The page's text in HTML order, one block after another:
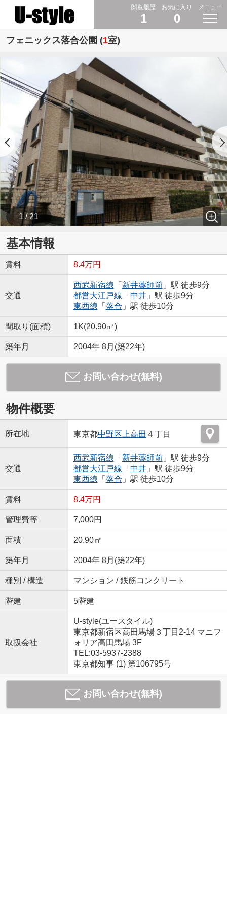
閲覧履歴
1
お気に入り
0
メニュー
フェニックス落合公園 (1室)
1 / 21
基本情報
賃料 8.4万円
交通
西武新宿線 「 新井薬師前」駅 徒歩9分
都営大江戸線 「 中井」駅 徒歩9分
東西線 「 落合 」駅 徒歩10分
間取り(面積) 1K(20.90㎡)
築年月 2004年 8月(築22年)
お問い合わせ(無料)
物件概要
所在地 東京都中野区 上高田 ４丁目
交通
西武新宿線 「 新井薬師前」駅 徒歩9分
都営大江戸線 「 中井」駅 徒歩9分
東西線 「 落合 」駅 徒歩10分
賃料 8.4万円
管理費等 7,000円
面積 20.90㎡
築年月 2004年 8月(築22年)
種別 / 構造 マンション / 鉄筋コンクリート
階建 5階建
取扱会社
U-style(ユースタイル)
東京都新宿区高田馬場３丁目2-14 マニフ
ォリア高田馬場 3F
TEL:03-5937-2388
東京都知事 (1) 第106795号
お問い合わせ(無料)